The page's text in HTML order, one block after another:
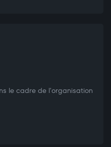
le cadre de l'organisation